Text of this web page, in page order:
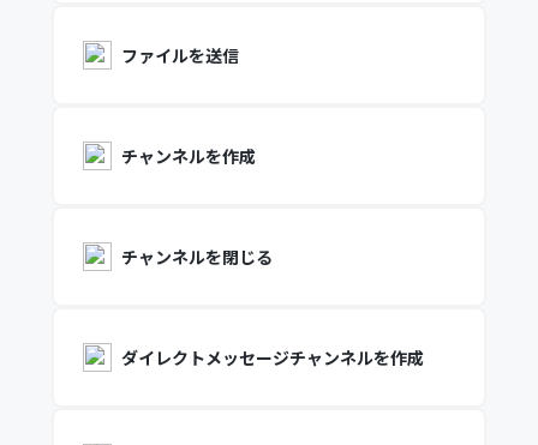
ファイルを送信
チャンネルを作成
チャンネルを閉じる
ダイレクトメッセージチャンネルを作成